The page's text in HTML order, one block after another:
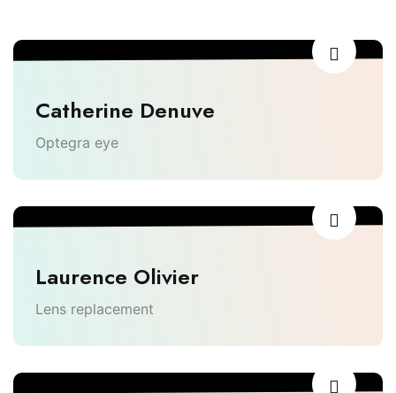
Catherine Denuve
Optegra eye
Laurence Olivier
Lens replacement